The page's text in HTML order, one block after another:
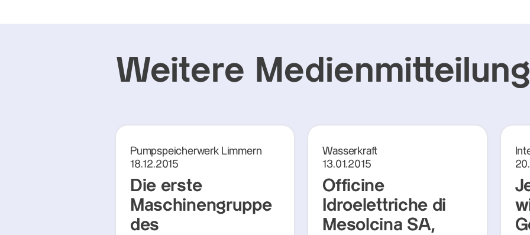
Weitere
Pumpspeicherwerk Limmern
18.12.2015
Die erste
Maschinengruppe
des
Wasserkraft
13.01.2015
Officine
Idroelettriche di
Mesolcina SA,